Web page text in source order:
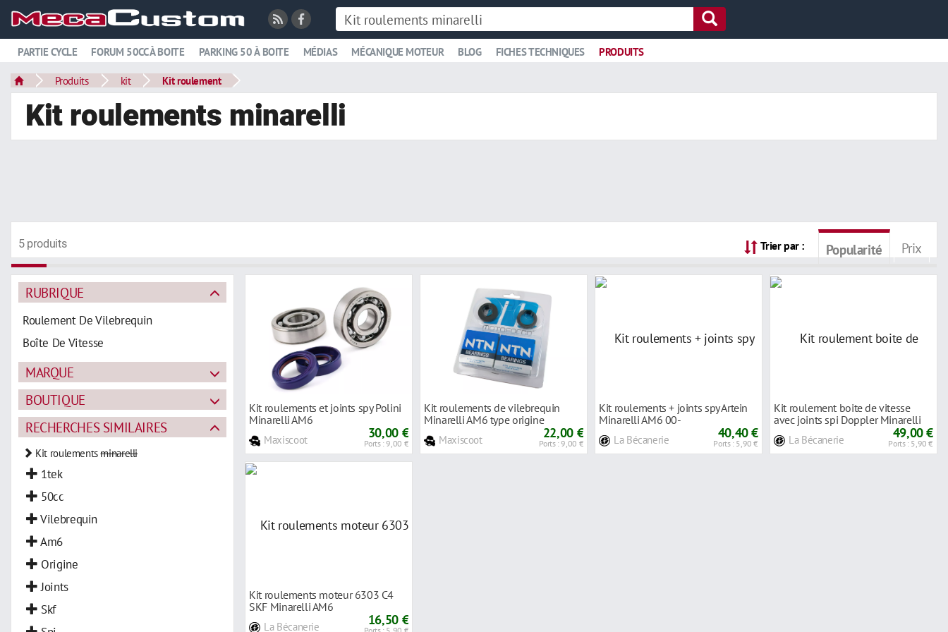
PARTIE CYCLE FORUM 50CC À BOITE PARKING 50 À BOITE MÉDIAS MÉCANIQUE MOTEUR BLOG FICHES TECHNIQUES PRODUITS
Produits kit Kit roulement
Kit roulements minarelli
5 produits Trier par : Popularité Prix
RUBRIQUE
Roulement De Vilebrequin
Boîte De Vitesse
MARQUE
BOUTIQUE
RECHERCHES SIMILAIRES
Kit roulementsminarelli
1tek
50cc
Vilebrequin
Am6
Origine
Joints
Skf
Kit roulements et joints spy Polini
Minarelli AM6
Maxiscoot 30,00 €
Ports : 9,00 €
Kit roulements de vilebrequin
Minarelli AM6 type origine
Maxiscoot 22,00 €
Ports : 9,00 €
Kit roulements + joints spy Artein
Minarelli AM6 00-
La Bécanerie 40,40 €
Ports : 5,90 €
Kit roulement boite de vitesse
avec joints spi Doppler Minarelli
La Bécanerie 49,00 €
Ports : 5,90 €
Kit roulements moteur 6303 C4
SKF Minarelli AM6
La Bécanerie 16,50 €